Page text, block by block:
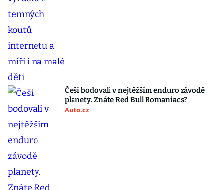
Češi bodovali v nejtěžším enduro závodě
planety. Znáte Red Bull Romaniacs?
Auto.cz